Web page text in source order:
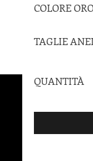
COLORE
TAGLIE
QUANTITÀ